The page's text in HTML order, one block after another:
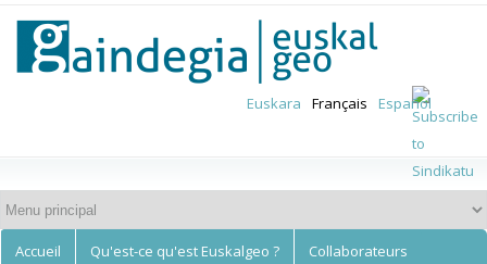
contenu
principal
Euskalgeo
Euskara Français Español
Accueil Qu'est-ce qu'est Euskalgeo ? Collaborateurs